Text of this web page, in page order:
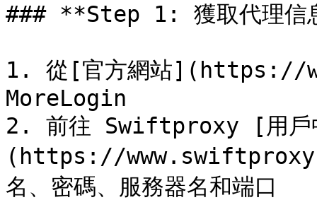
### **Step 1: 獲取代理信
1. 從[官方網站](https://
MoreLogin
2. 前往 Swiftproxy [用戶
(https://
名、密碼、服務器名和端口